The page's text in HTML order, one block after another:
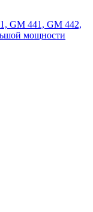
GM 441, GM 442,
мощности